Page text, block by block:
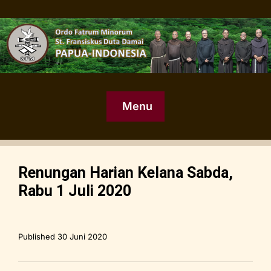
Menu
Renungan Harian Kelana Sabda,
Rabu 1 Juli 2020
Published 30 Juni 2020